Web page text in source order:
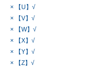
× 【U】√
× 【V】√
× 【W】√
× 【X】√
× 【Y】√
× 【Z】√